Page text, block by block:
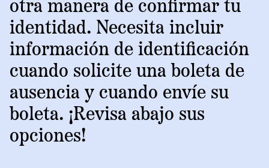
SAVE
Act
Volunteer
Student
English/ Español
State's
Rules
Get
an
to
Vote
2
Ways
to
Give
For
Organizations
Partner
With
Policy
Brief:
Documentary
Proof
of
Citizenship
VoteRiders
VoteRiders
Plan
2026-
2028
READ
NOW
Ways
to
Give
identidad. Necesita incluir
información de identificación
cuando solicite una boleta de
ausencia y cuando envíe su
boleta. ¡Revisa abajo sus
opciones!